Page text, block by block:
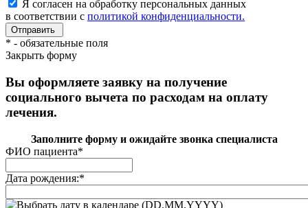
Я согласен на обработку персональных данных
в соответствии с политикой конфиденциальности.
* - обязательные поля
Закрыть форму
Вы оформляете заявку на получение
социального вычета по расходам на оплату
лечения.
Заполните форму и ожидайте звонка специалиста
ФИО пациента*
Дата рождения:*
(DD.MM.YYYY)